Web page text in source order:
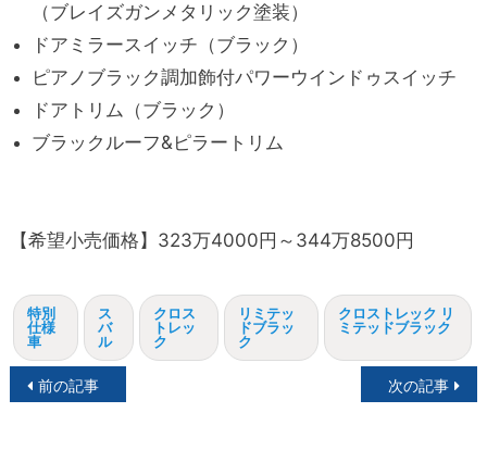
（ブレイズガンメタリック塗装）
ドアミラースイッチ（ブラック）
ピアノブラック調加飾付パワーウインドゥスイッチ
ドアトリム（ブラック）
ブラックルーフ&ピラートリム
【希望小売価格】323万4000円～344万8500円
特別
仕様
車
ス
バ
ル
クロス
トレッ
ク
リミテッ
ドブラッ
ク
クロストレック リ
ミテッドブラック
投前の記事 次の記事